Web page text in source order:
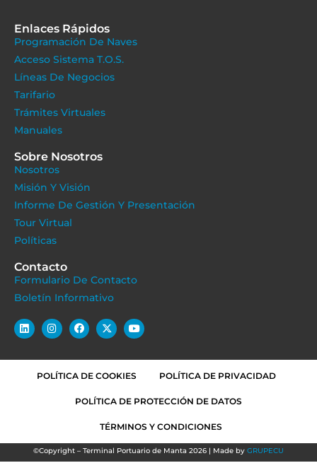
Enlaces Rápidos
Programación De Naves
Acceso Sistema T.O.S.
Líneas De Negocios
Tarifario
Trámites Virtuales
Manuales
Sobre Nosotros
Nosotros
Misión Y Visión
Informe De Gestión Y Presentación
Tour Virtual
Políticas
Contacto
Formulario De Contacto
Boletín Informativo
POLÍTICA DE COOKIES POLÍTICA DE PRIVACIDAD
POLÍTICA DE PROTECCIÓN DE DATOS
TÉRMINOS Y CONDICIONES
©Copyright – Terminal Portuario de Manta 2026 | Made by GRUPECU